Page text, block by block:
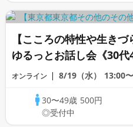
【こころの特性や生きづ
ゆるっとお話し会《30
ライン
オンライン 8/19（水） 13:00〜
30〜49歳 500円
◎受付中